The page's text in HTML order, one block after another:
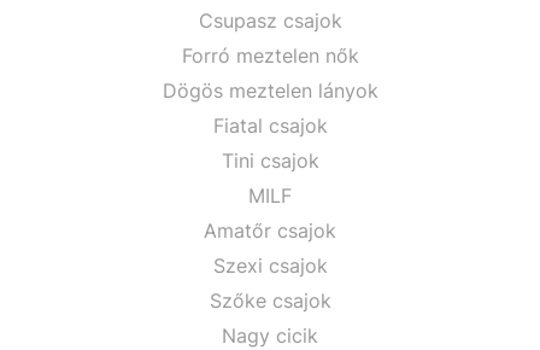
Csupasz csajok
Forró meztelen nők
Dögös meztelen lányok
Fiatal csajok
Tini csajok
MILF
Amatőr csajok
Szexi csajok
Szőke csajok
Nagy cicik